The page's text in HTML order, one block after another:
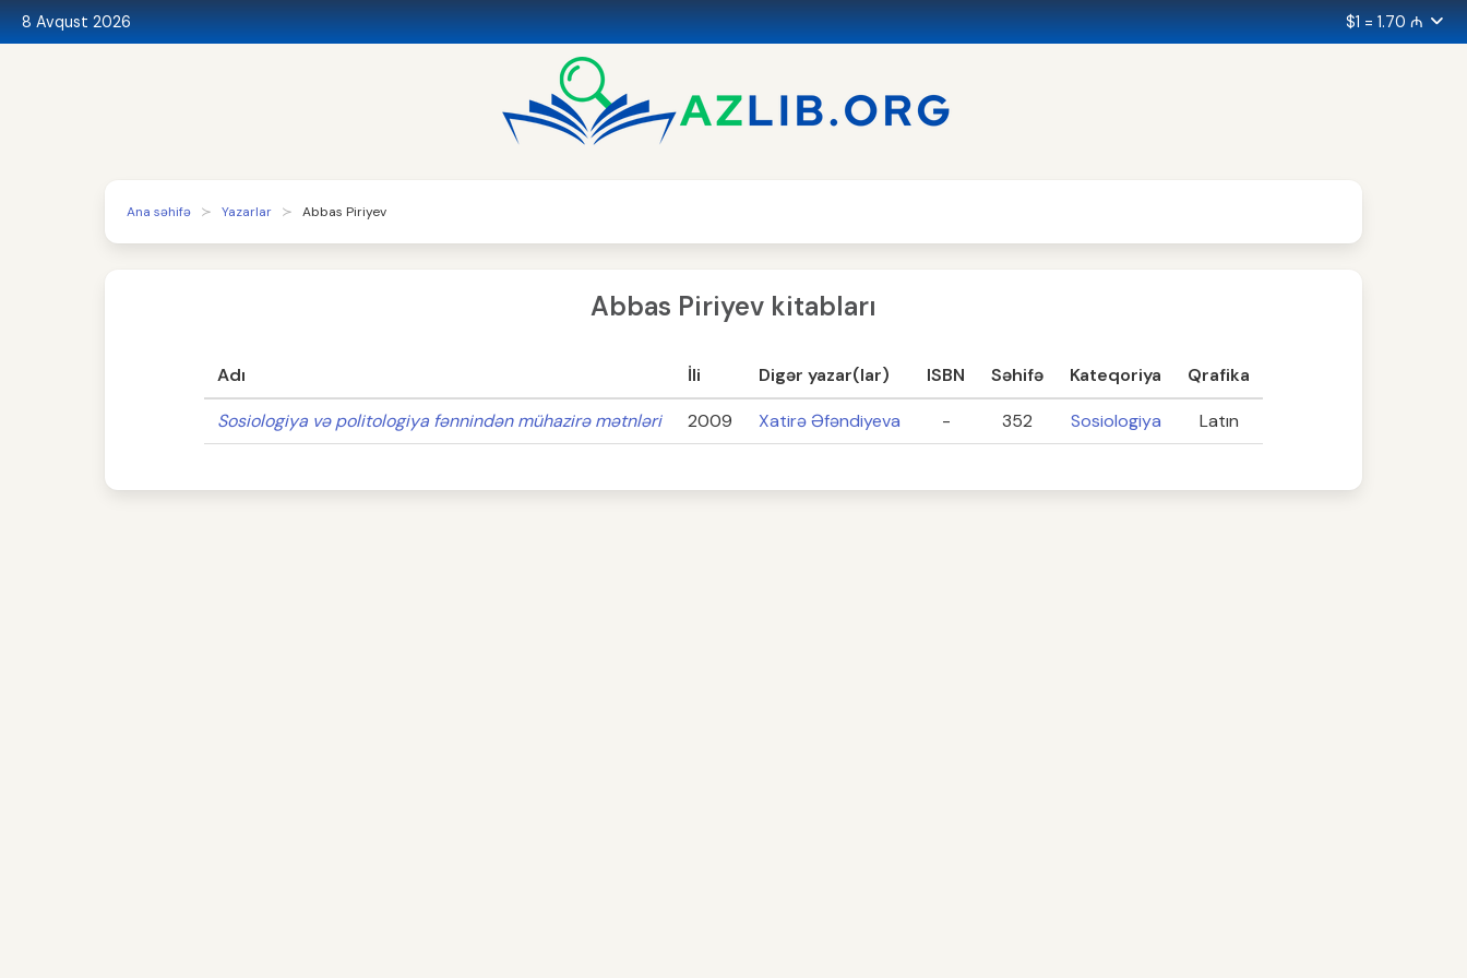
8 Avqust 2026 $1 = 1.70 ₼
Ana səhifə Yazarlar Abbas Piriyev
Abbas Piriyev kitabları
Adı İli Digər yazar(lar) ISBN Səhifə Kateqoriya
Qrafika
Sosiologiya və politologiya fənnindən mühazirə mətnləri
2009 Xatirə Əfəndiyeva - 352 Sosiologiya Latın